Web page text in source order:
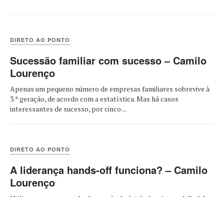
DIRETO AO PONTO
Sucessão familiar com sucesso – Camilo
Lourenço
Apenas um pequeno número de empresas familiares sobrevive à
3.ª geração, de acordo com a estatística. Mas há casos
interessantes de sucesso, por cinco ...
DIRETO AO PONTO
A liderança hands-off funciona? – Camilo
Lourenço